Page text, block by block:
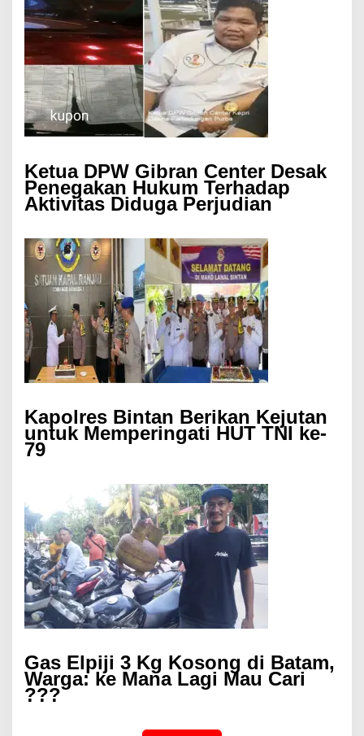
Ketua DPW Gibran Center Desak
Penegakan Hukum Terhadap
Aktivitas Diduga Perjudian
Kapolres Bintan Berikan Kejutan
untuk Memperingati HUT TNI ke-
79
Gas Elpiji 3 Kg Kosong di Batam,
Warga: ke Mana Lagi Mau Cari
???